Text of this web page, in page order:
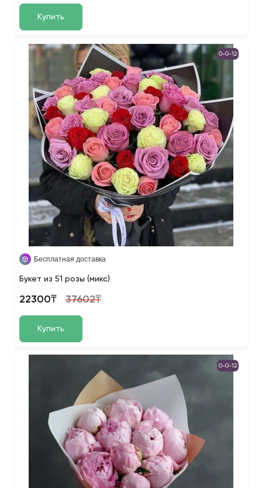
Купить
0-0-12
Бесплатная доставка
Букет из 51 розы (микс)
22300₸ 37602₸
Купить
0-0-12